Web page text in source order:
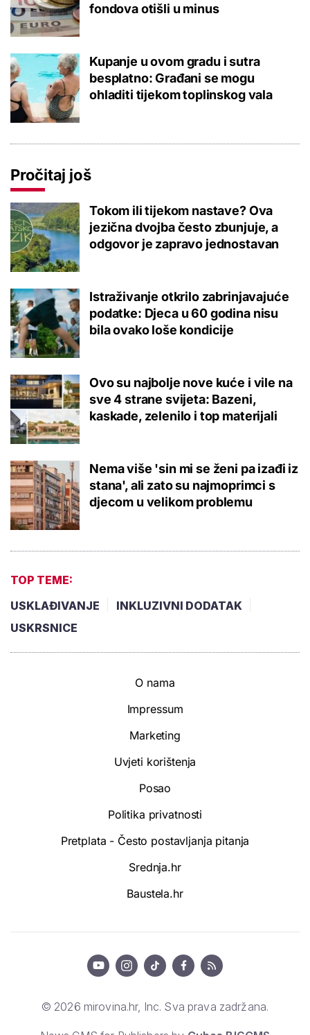
fondova otišli u minus
Kupanje u ovom gradu i sutra
besplatno: Građani se mogu
ohladiti tijekom toplinskog vala
Pročitaj još
Tokom ili tijekom nastave? Ova
jezična dvojba često zbunjuje, a
odgovor je zapravo jednostavan
Istraživanje otkrilo zabrinjavajuće
podatke: Djeca u 60 godina nisu
bila ovako loše kondicije
Ovo su najbolje nove kuće i vile na
sve 4 strane svijeta: Bazeni,
kaskade, zelenilo i top materijali
Nema više 'sin mi se ženi pa izađi iz
stana', ali zato su najmoprimci s
djecom u velikom problemu
TOP TEME:
USKLAĐIVANJE
INKLUZIVNI DODATAK
USKRSNICE
O nama
Impressum
Marketing
Uvjeti korištenja
Posao
Politika privatnosti
Pretplata - Često postavljanja pitanja
Srednja.hr
Baustela.hr
© 2026 mirovina.hr, Inc. Sva prava zadržana.